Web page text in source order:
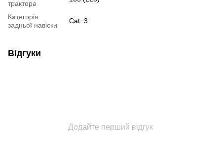
трактора
Категорія
задньої навіски
Cat. 3
Відгуки
Додайте перший відгук